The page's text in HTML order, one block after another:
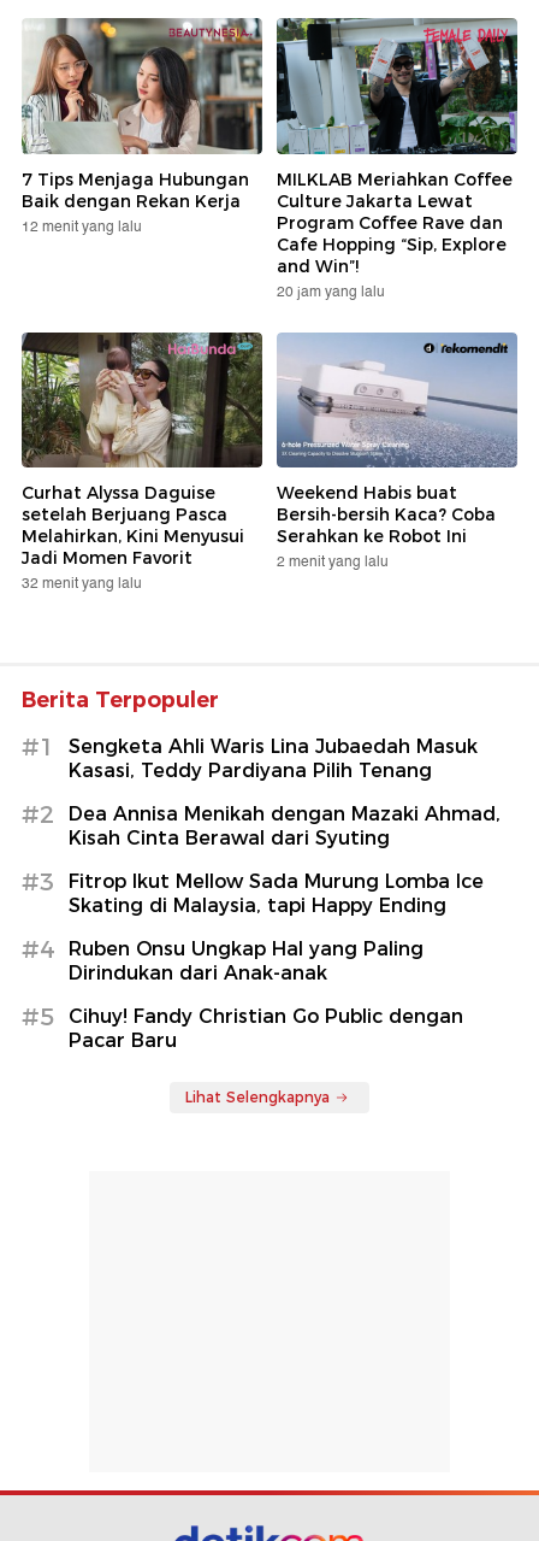
7 Tips Menjaga Hubungan
Baik dengan Rekan Kerja
12 menit yang lalu
MILKLAB Meriahkan Coffee
Culture Jakarta Lewat
Program Coffee Rave dan
Cafe Hopping “Sip, Explore
and Win”!
20 jam yang lalu
Curhat Alyssa Daguise
setelah Berjuang Pasca
Melahirkan, Kini Menyusui
Jadi Momen Favorit
32 menit yang lalu
Weekend Habis buat
Bersih-bersih Kaca? Coba
Serahkan ke Robot Ini
2 menit yang lalu
Berita Terpopuler
#1
Sengketa Ahli Waris Lina Jubaedah Masuk
Kasasi, Teddy Pardiyana Pilih Tenang
#2
Dea Annisa Menikah dengan Mazaki Ahmad,
Kisah Cinta Berawal dari Syuting
#3
Fitrop Ikut Mellow Sada Murung Lomba Ice
Skating di Malaysia, tapi Happy Ending
#4
Ruben Onsu Ungkap Hal yang Paling
Dirindukan dari Anak-anak
#5
Cihuy! Fandy Christian Go Public dengan
Pacar Baru
Lihat Selengkapnya